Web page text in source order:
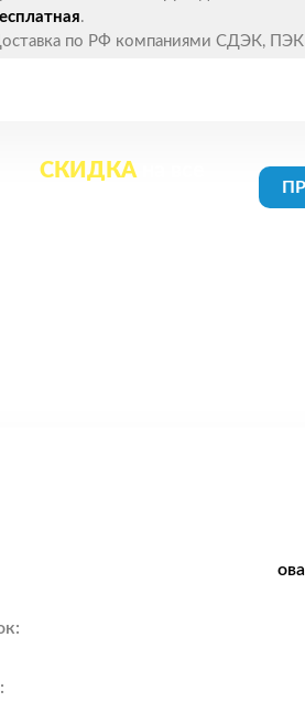
.
по РФ компаниями СДЭК, ПЭК
СКИДКА